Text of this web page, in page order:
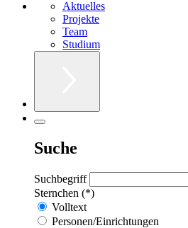
Aktuelles
Projekte
Team
Studium
Suche
Suchbegriff
Sternchen (*)
Volltext
Personen/Einrichtungen